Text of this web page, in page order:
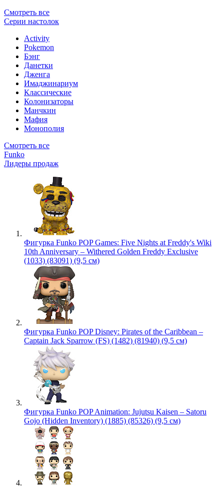
Смотреть все
Серии настолок
Activity
Pokemon
Бэнг
Данетки
Дженга
Имаджинариум
Классические
Колонизаторы
Манчкин
Мафия
Монополия
Смотреть все
Funko
Лидеры продаж
Фигурка Funko POP Games: Five Nights at Freddy's Wiki
10th Anniversary – Withered Golden Freddy Exclusive
(1033) (83091) (9,5 см)
Фигурка Funko POP Disney: Pirates of the Caribbean –
Captain Jack Sparrow (FS) (1482) (81940) (9,5 см)
Фигурка Funko POP Animation: Jujutsu Kaisen – Satoru
Gojo (Hidden Inventory) (1885) (85326) (9,5 см)